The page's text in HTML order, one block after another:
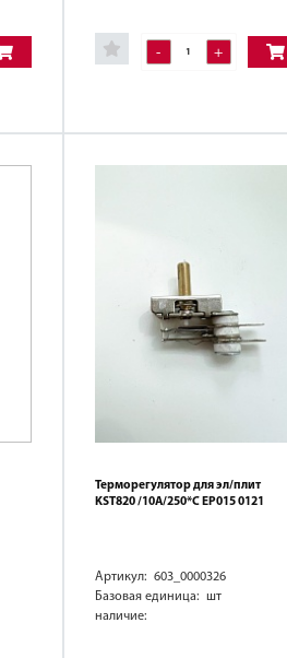
- +
Терморегулятор для эл/плит
KST820 /10А/250*С EP015 0121
Артикул: 603_0000326
Базовая единица: шт
наличие: